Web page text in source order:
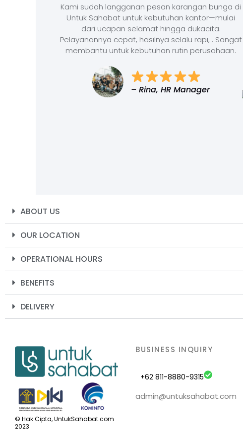
Kami sudah langganan pesan karangan bunga di
Untuk Sahabat untuk kebutuhan kantor—mulai
dari ucapan selamat hingga dukacita.
Pelayanannya cepat, hasilnya selalu rapi, . Sangat
membantu untuk kebutuhan rutin perusahaan.
– Rina, HR Manager
ABOUT US
OUR LOCATION
OPERATIONAL HOURS
BENEFITS
DELIVERY
© Hak Cipta, UntukSahabat.com
2023
BUSINESS INQUIRY
+62 811-8880-9315
admin@untuksahabat.com